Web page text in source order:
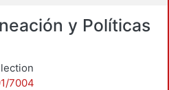
y Políticas
7004